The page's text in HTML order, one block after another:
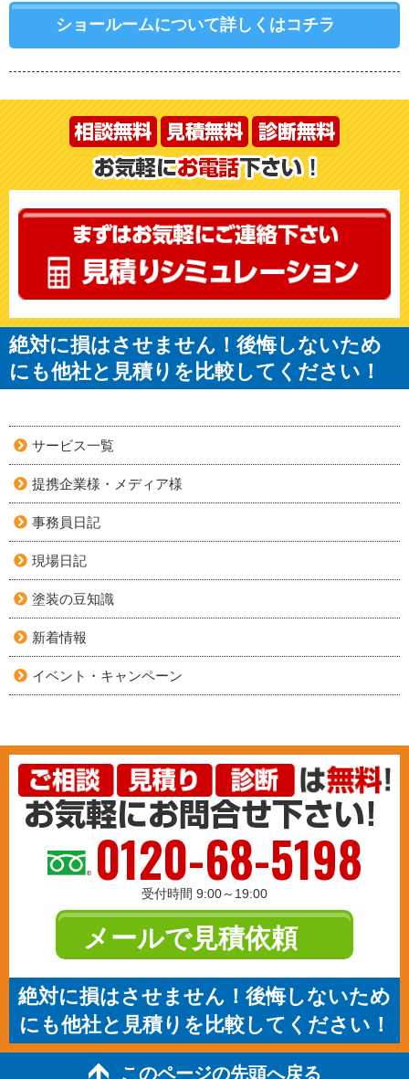
ショールームについて詳しくはコチラ
絶対に損はさせません！後悔しないため
にも他社と見積りを比較してください！
サービス一覧
提携企業様・メディア様
事務員日記
現場日記
塗装の豆知識
新着情報
イベント・キャンペーン
0120-68-5198
受付時間 9:00～19:00
メールで見積依頼
絶対に損はさせません！後悔しないため
にも他社と見積りを比較してください！
このページの先頭へ戻る